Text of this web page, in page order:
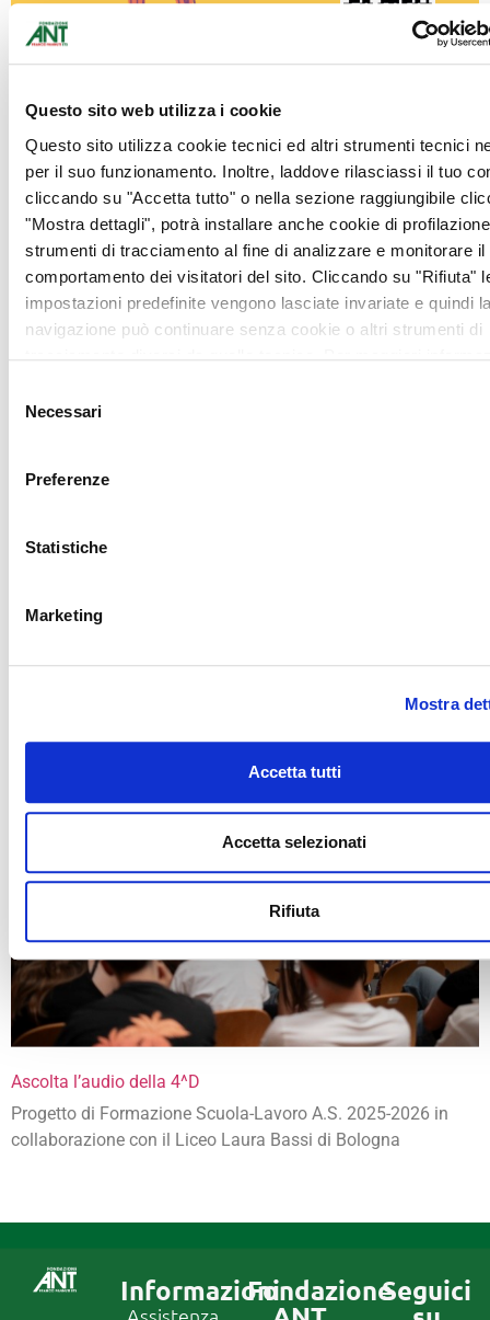
Questo sito web utilizza i cookie
Questo sito utilizza cookie tecnici ed altri strumenti tecnici
per il suo funzionamento. Inoltre, laddove rilasciassi il tuo
cliccando su "Accetta tutto" o nella sezione raggiungibile
"Mostra dettagli", potrà installare anche cookie di
strumenti di tracciamento al fine di analizzare e monitorare il
comportamento dei visitatori del sito. Cliccando su "Rifiuta"
impostazioni predefinite vengono lasciate invariate e quindi
navigazione può continuare senza cookie o altri strumenti di
delNecessari
Preferenze
Statistiche
Marketing
Mostra
Accetta tutti
Accetta selezionati
Rifiuta
Fumetti di Kanjano | kanjano.org
grazie al contributo di Fondazione cassa di risparmio di
Carpi.
supporto.psicologico@ant.it
ANS |info@giovanicaregiver.it
Cosa ne pensano i ragazzi?
Ascolta l’audio della 4^D
Progetto di Formazione Scuola-Lavoro A.S. 2025-2026 in
collaborazione con il Liceo Laura Bassi di Bologna
InformazioniFondazioneSeguici